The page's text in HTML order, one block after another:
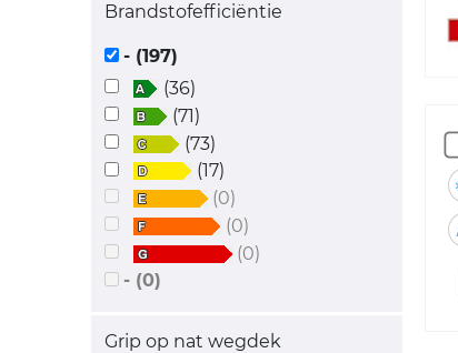
Brandstofefficiëntie
- (197)
(36)
(71)
(73)
(17)
(0)
(0)
(0)
- (0)
Grip op nat wegdek